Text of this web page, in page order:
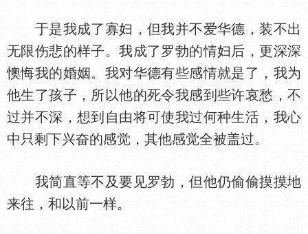
于是我成了寡妇，但我并不爱华德，装不出
无限伤悲的样子。我成了罗勃的情妇后，更深深
懊悔我的婚姻。我对华德有些感情就是了，我为
他生了孩子，所以他的死令我感到些许哀愁，不
过并不深，想到自由将可使我过何种生活，我心
中只剩下兴奋的感觉，其他感觉全被盖过。
我简直等不及要见罗勃，但他仍偷偷摸摸地
来往，和以前一样。